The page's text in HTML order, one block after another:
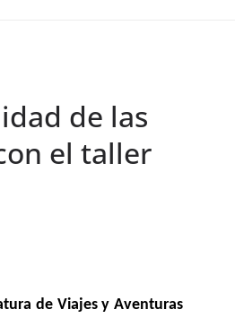
de las
el taller
de Viajes y Aventuras